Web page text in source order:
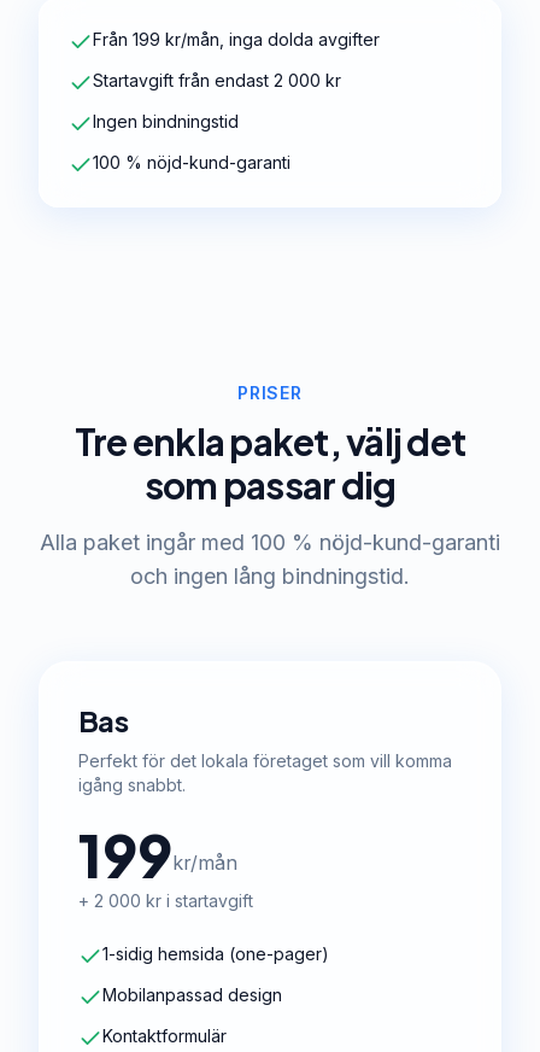
Från 199 kr/mån, inga dolda avgifter
Startavgift från endast 2 000 kr
Ingen bindningstid
100 % nöjd-kund-garanti
PRISER
Tre enkla paket, välj det
som passar dig
Alla paket ingår med 100 % nöjd-kund-garanti
och ingen lång bindningstid.
Bas
Perfekt för det lokala företaget som vill komma
igång snabbt.
199kr/mån
+ 2 000 kr i startavgift
1-sidig hemsida (one-pager)
Mobilanpassad design
Kontaktformulär